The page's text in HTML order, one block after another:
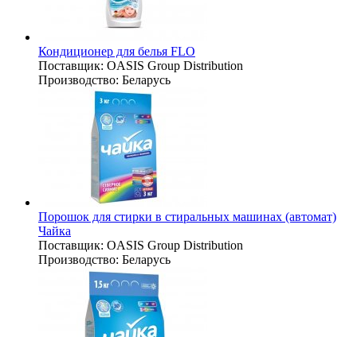
Кондиционер для белья FLO
Поставщик: OASIS Group Distribution
Производство: Беларусь
Порошок для стирки в стиральных машинах (автомат)
Чайка
Поставщик: OASIS Group Distribution
Производство: Беларусь